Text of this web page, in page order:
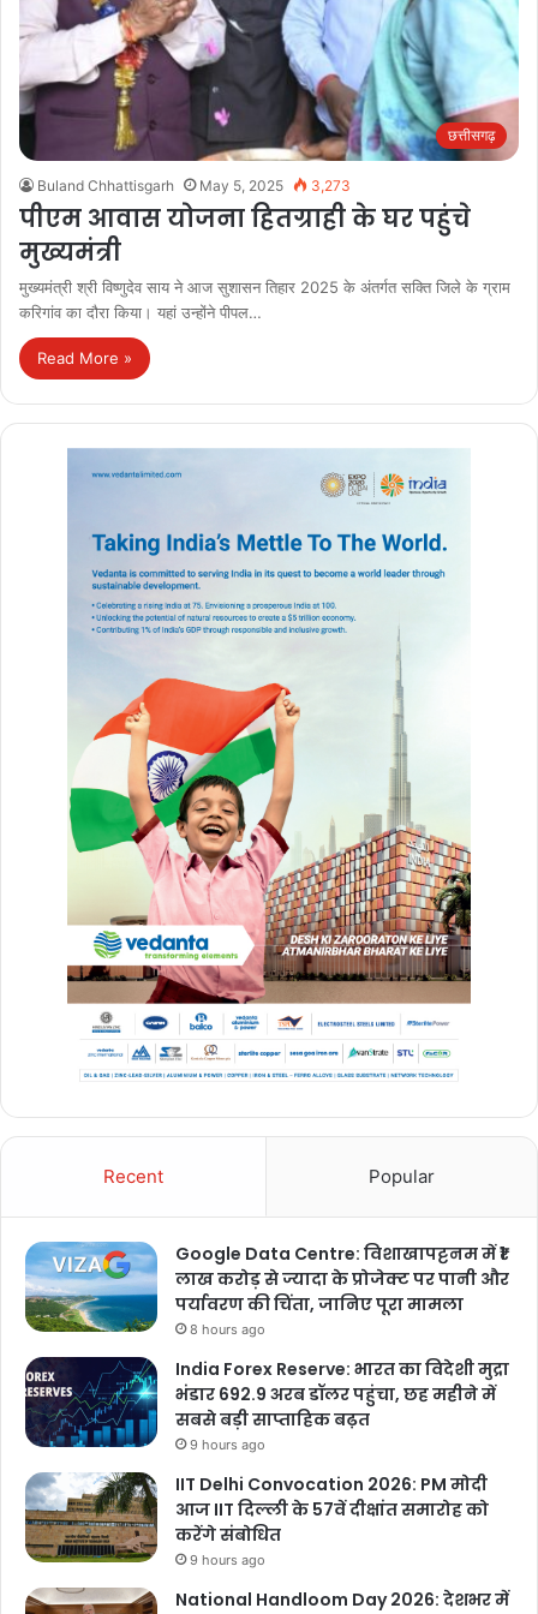
छत्तीसगढ़
Buland Chhattisgarh May 5, 2025 3,273
पीएम आवास योजना हितग्राही के घर पहुंचे
मुख्यमंत्री
मुख्यमंत्री श्री विष्णुदेव साय ने आज सुशासन तिहार 2025 के अंतर्गत सक्ति जिले के ग्राम
करिगांव का दौरा किया। यहां उन्होंने पीपल…
Read More »
Recent Popular
Google Data Centre: विशाखापट्टनम में ₹1
लाख करोड़ से ज्यादा के प्रोजेक्ट पर पानी और
पर्यावरण की चिंता, जानिए पूरा मामला
8 hours ago
India Forex Reserve: भारत का विदेशी मुद्रा
भंडार 692.9 अरब डॉलर पहुंचा, छह महीने में
सबसे बड़ी साप्ताहिक बढ़त
9 hours ago
IIT Delhi Convocation 2026: PM मोदी
आज IIT दिल्ली के 57वें दीक्षांत समारोह को
करेंगे संबोधित
9 hours ago
National Handloom Day 2026: देशभर में